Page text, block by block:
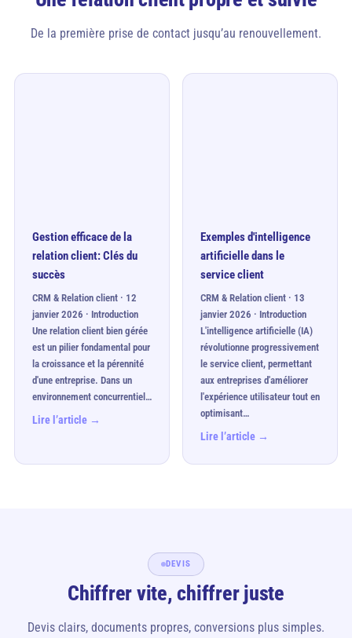
De la première prise de contact jusqu’au renouvellement.
Gestion efficace de la
relation client: Clés du
succès
CRM & Relation client · 12
janvier 2026 · Introduction
Une relation client bien gérée
est un pilier fondamental pour
la croissance et la pérennité
d'une entreprise. Dans un
environnement concurrentiel…
Lire l’article →
Exemples d'intelligence
artificielle dans le
service client
CRM & Relation client · 13
janvier 2026 · Introduction
L'intelligence artificielle (IA)
révolutionne progressivement
le service client, permettant
aux entreprises d'améliorer
l'expérience utilisateur tout en
optimisant…
Lire l’article →
DEVIS
Chiffrer vite, chiffrer juste
Devis clairs, documents propres, conversions plus simples.